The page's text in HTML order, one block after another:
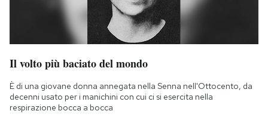
Il volto più baciato del mondo
È di una giovane donna annegata nella Senna nell'Ottocento, da
decenni usato per i manichini con cui ci si esercita nella
respirazione bocca a bocca